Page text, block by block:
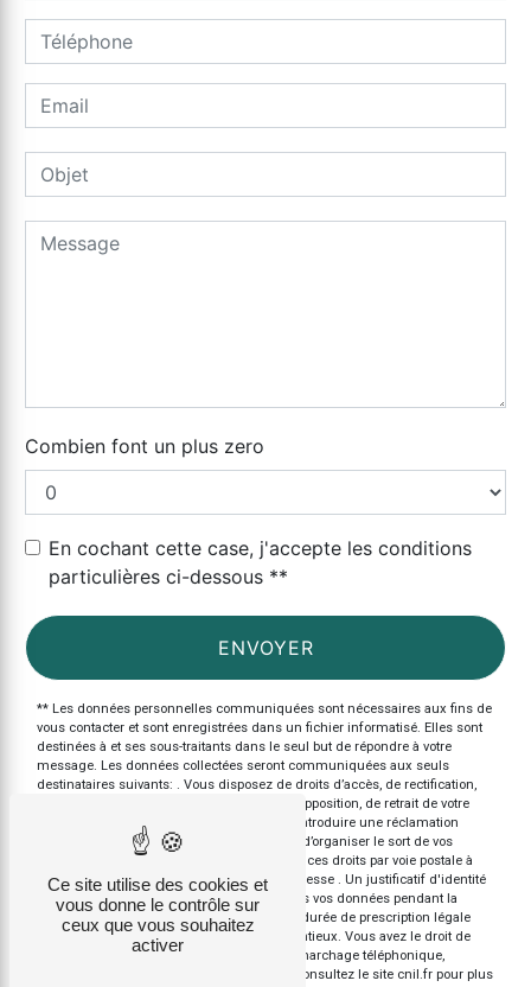
Combien font un plus zero
En cochant cette case, j'accepte les conditions
particulières ci-dessous **
ENVOYER
** Les données personnelles communiquées sont nécessaires aux fins de
vous contacter et sont enregistrées dans un fichier informatisé. Elles sont
destinées à et ses sous-traitants dans le seul but de répondre à votre
message. Les données collectées seront communiquées aux seuls
destinataires suivants: . Vous disposez de droits d’accès, de rectification,
d’effacement, de portabilité, de limitation, d’opposition, de retrait de votre
consentement à tout moment et du droit d’introduire une réclamation
auprès d’une autorité de contrôle, ainsi que d’organiser le sort de vos
données post-mortem. Vous pouvez exercer ces droits par voie postale à
l'adresse ou par courrier électronique à l'adresse . Un justificatif d'identité
pourra vous être demandé. Nous conservons vos données pendant la
période de prise de contact puis pendant la durée de prescription légale
aux fins probatoires et de gestion des contentieux. Vous avez le droit de
vous inscrire sur la liste d'opposition au démarchage téléphonique,
. Consultez le site cnil.fr pour plus
Ce site utilise des cookies et
vous donne le contrôle sur
ceux que vous souhaitez
activer